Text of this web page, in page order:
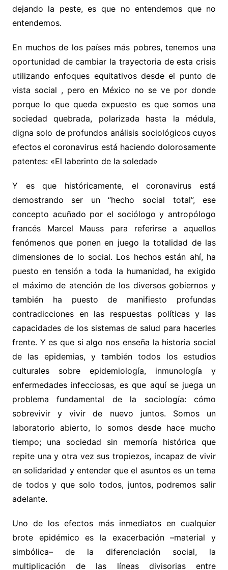
dejando la peste, es que no entendemos que no
entendemos.
En muchos de los países más pobres, tenemos una
oportunidad de cambiar la trayectoria de esta crisis
utilizando enfoques equitativos desde el punto de
vista social , pero en México no se ve por donde
porque lo que queda expuesto es que somos una
sociedad quebrada, polarizada hasta la médula,
digna solo de profundos análisis sociológicos cuyos
efectos el coronavirus está haciendo dolorosamente
patentes: «El laberinto de la soledad»
Y es que históricamente, el coronavirus está
demostrando ser un “hecho social total”, ese
concepto acuñado por el sociólogo y antropólogo
francés Marcel Mauss para referirse a aquellos
fenómenos que ponen en juego la totalidad de las
dimensiones de lo social. Los hechos están ahí, ha
puesto en tensión a toda la humanidad, ha exigido
el máximo de atención de los diversos gobiernos y
también ha puesto de manifiesto profundas
contradicciones en las respuestas políticas y las
capacidades de los sistemas de salud para hacerles
frente. Y es que si algo nos enseña la historia social
de las epidemias, y también todos los estudios
culturales sobre epidemiología, inmunología y
enfermedades infecciosas, es que aquí se juega un
problema fundamental de la sociología: cómo
sobrevivir y vivir de nuevo juntos. Somos un
laboratorio abierto, lo somos desde hace mucho
tiempo; una sociedad sin memoría histórica que
repite una y otra vez sus tropiezos, incapaz de vivir
en solidaridad y entender que el asuntos es un tema
de todos y que solo todos, juntos, podremos salir
adelante.
Uno de los efectos más inmediatos en cualquier
brote epidémico es la exacerbación –material y
simbólica– de la diferenciación social, la
multiplicación de las líneas divisorias entre